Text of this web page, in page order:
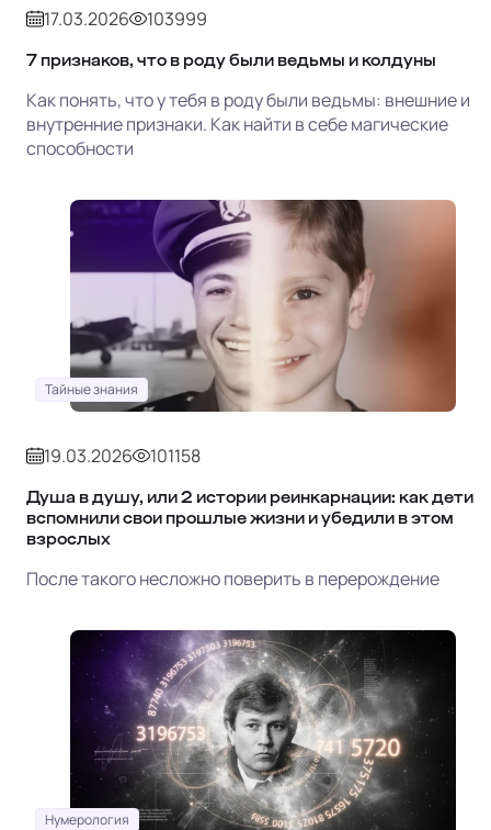
17.03.2026 103999
7 признаков, что в роду были ведьмы и колдуны
Как понять, что у тебя в роду были ведьмы: внешние и
внутренние признаки. Как найти в себе магические
способности
Тайные знания
19.03.2026 101158
Душа в душу, или 2 истории реинкарнации: как дети
вспомнили свои прошлые жизни и убедили в этом
взрослых
После такого несложно поверить в перерождение
Нумерология